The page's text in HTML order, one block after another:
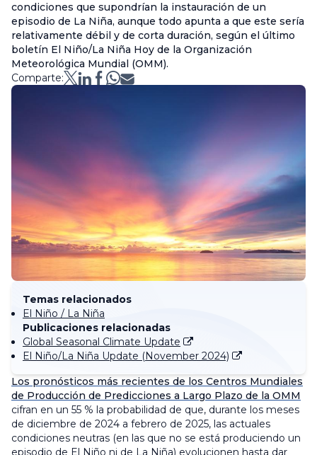
condiciones que supondrían la instauración de un
episodio de La Niña, aunque todo apunta a que este sería
relativamente débil y de corta duración, según el último
boletín El Niño/La Niña Hoy de la Organización
Meteorológica Mundial (OMM).
Comparte:
Temas relacionados
El Niño / La Niña
Publicaciones relacionadas
Global Seasonal Climate Update
El Niño/La Niña Update (November 2024)
Los pronósticos más recientes de los Centros Mundiales
de Producción de Predicciones a Largo Plazo de la OMM
cifran en un 55 % la probabilidad de que, durante los meses
de diciembre de 2024 a febrero de 2025, las actuales
condiciones neutras (en las que no se está produciendo un
episodio de El Niño ni de La Niña) evolucionen hasta dar